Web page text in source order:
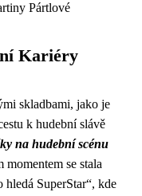
Pártlové
Kariéry
skladbami, jako je
k hudební slávě
na hudební scénu
momentem se stala
SuperStar“, kde